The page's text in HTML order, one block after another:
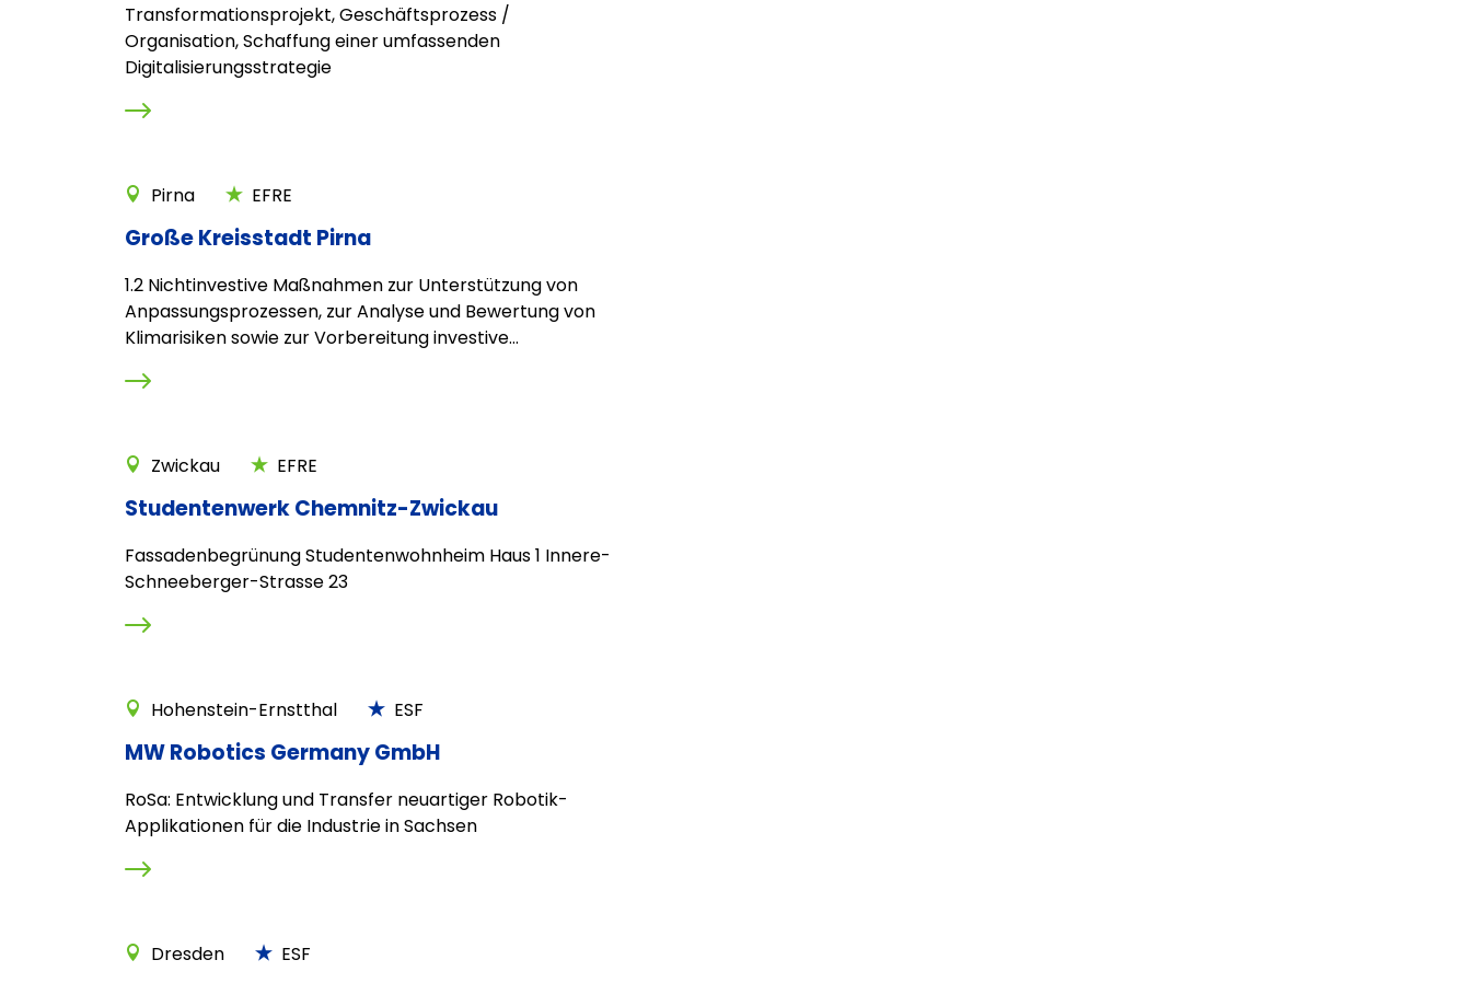
Transformationsprojekt, Geschäftsprozess /
Organisation, Schaffung einer umfassenden
Digitalisierungsstrategie
Pirna EFRE
Große Kreisstadt Pirna
1.2 Nichtinvestive Maßnahmen zur Unterstützung von
Anpassungsprozessen, zur Analyse und Bewertung von
Klimarisiken sowie zur Vorbereitung investive...
Zwickau EFRE
Studentenwerk Chemnitz-Zwickau
Fassadenbegrünung Studentenwohnheim Haus 1 Innere-
Schneeberger-Strasse 23
Hohenstein-Ernstthal ESF
MW Robotics Germany GmbH
RoSa: Entwicklung und Transfer neuartiger Robotik-
Applikationen für die Industrie in Sachsen
Dresden ESF